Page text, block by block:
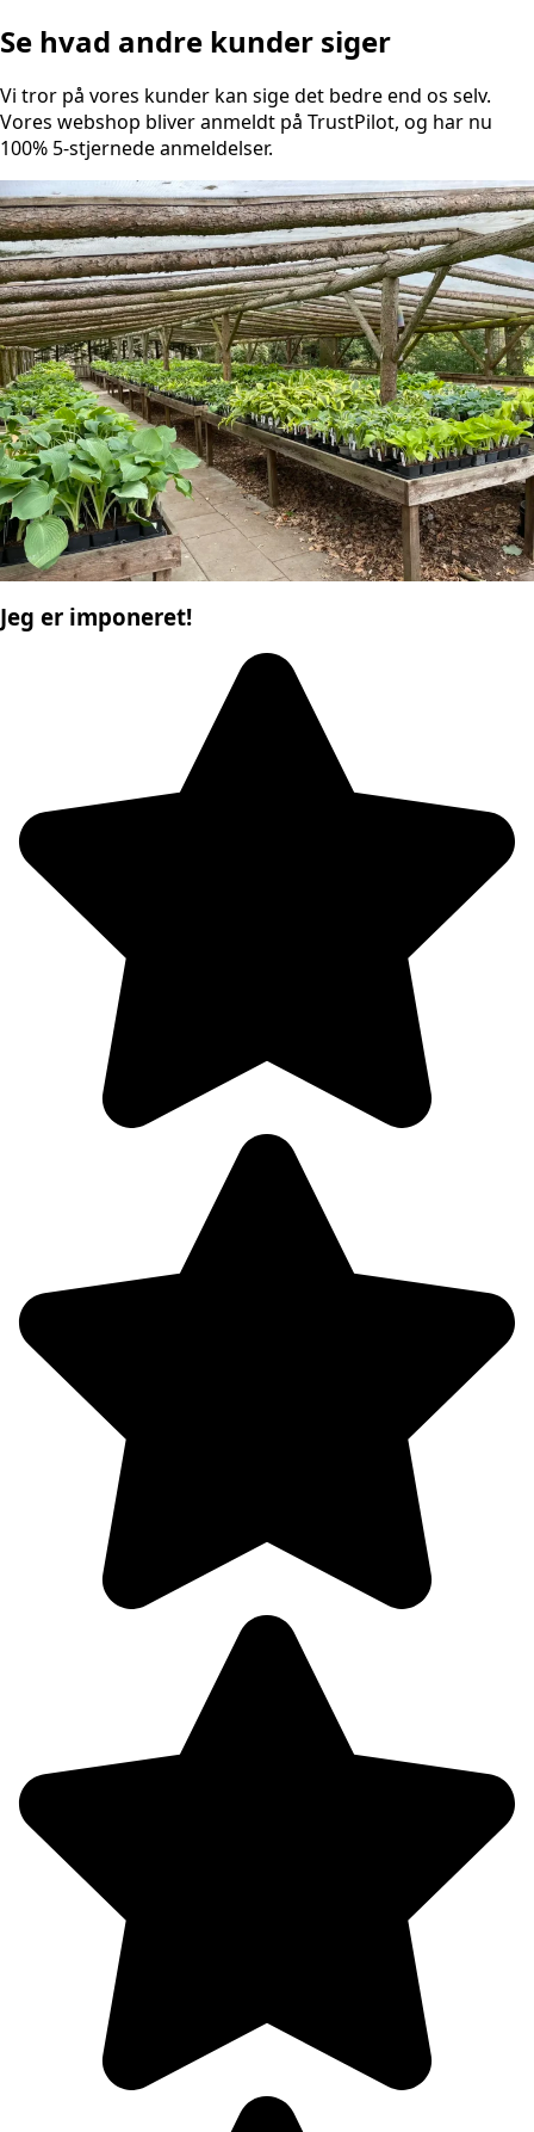
Se hvad andre kunder siger
Vi tror på vores kunder kan sige det bedre end os selv.
Vores webshop bliver anmeldt på TrustPilot, og har nu
100% 5-stjernede anmeldelser.
Jeg er imponeret!